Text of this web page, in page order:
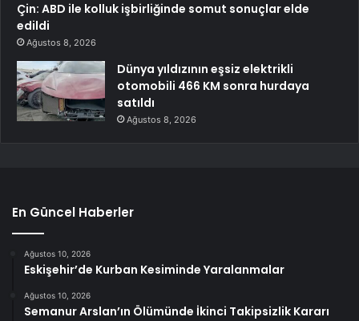
Çin: ABD ile kolluk işbirliğinde somut sonuçlar elde
edildi
Ağustos 8, 2026
Dünya yıldızının eşsiz elektrikli
otomobili 466 KM sonra hurdaya
satıldı
Ağustos 8, 2026
En Güncel Haberler
Ağustos 10, 2026
Eskişehir’de Kurban Kesiminde Yaralanmalar
Ağustos 10, 2026
Semanur Arslan’ın Ölümünde İkinci Takipsizlik Kararı